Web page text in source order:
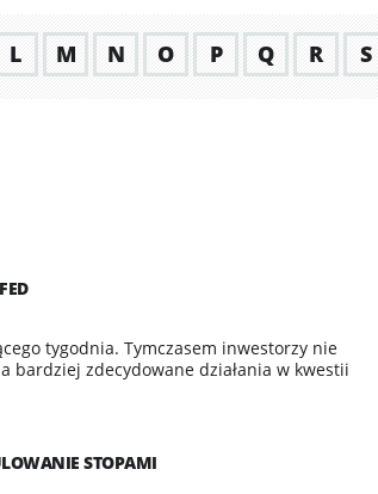
L M N O P Q R S
tygodnia. Tymczasem inwestorzy nie
bardziej zdecydowane działania w kwestii
STOPAMI